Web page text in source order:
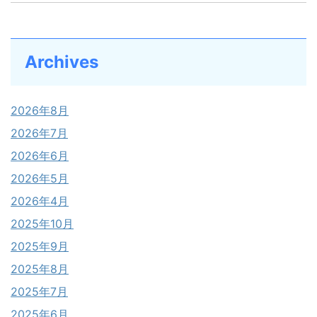
Archives
2026年8月
2026年7月
2026年6月
2026年5月
2026年4月
2025年10月
2025年9月
2025年8月
2025年7月
2025年6月